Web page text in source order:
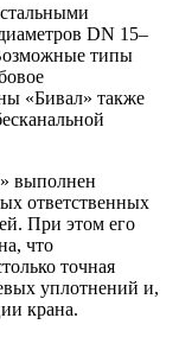
DN 15–
типы
«Бивал» также
выполнен
ответственных
При этом его
что
точная
уплотнений и,
крана.